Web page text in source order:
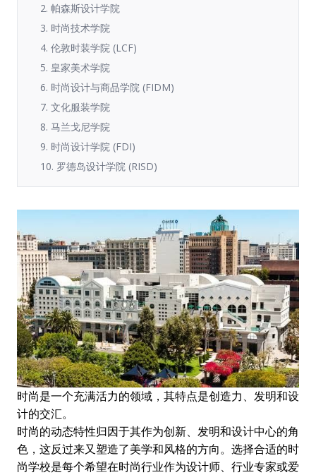
2. 帕森斯设计学院
3. 时尚技术学院
4. 伦敦时装学院 (LCF)
5. 皇家美术学院
6. 时尚设计与商品学院 (FIDM)
7. 文化服装学院
8. 马兰戈尼学院
9. 时尚设计学院 (FDI)
10. 罗德岛设计学院 (RISD)
时尚是一个充满活力的领域，其特点是创造力、发明和设
计的交汇。
时尚的动态特性归因于其作为创新、发明和设计中心的角
色，这反过来又塑造了美学和风格的方向。选择合适的时
尚学校是每个希望在时尚行业作为设计师、行业专家或爱